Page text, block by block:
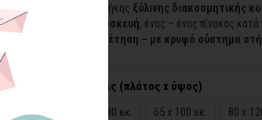
Δυνατότητα προσθήκης ξύλινης διακοσμητικής
Χειροποίητη κατασκευή, ένας – ένας πίνακας κατά
Έτοιμοι για τοποθέτηση – με κρυφό σύστημα
Επιλέξτε διαστάσεις (πλάτος x ύψος)
40 x 65 εκ.
50 x 80 εκ. 65 x 100 εκ. 80 x